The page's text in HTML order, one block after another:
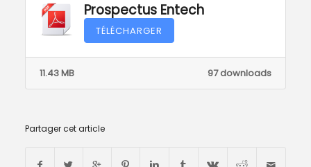
Prospectus Entech
TÉLÉCHARGER
97 downloads
11.43 MB
Partager cet article